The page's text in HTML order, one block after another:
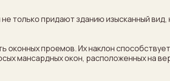
только придают зданию изысканный
оконных проемов. Их наклон
мансардных окон, расположенных на